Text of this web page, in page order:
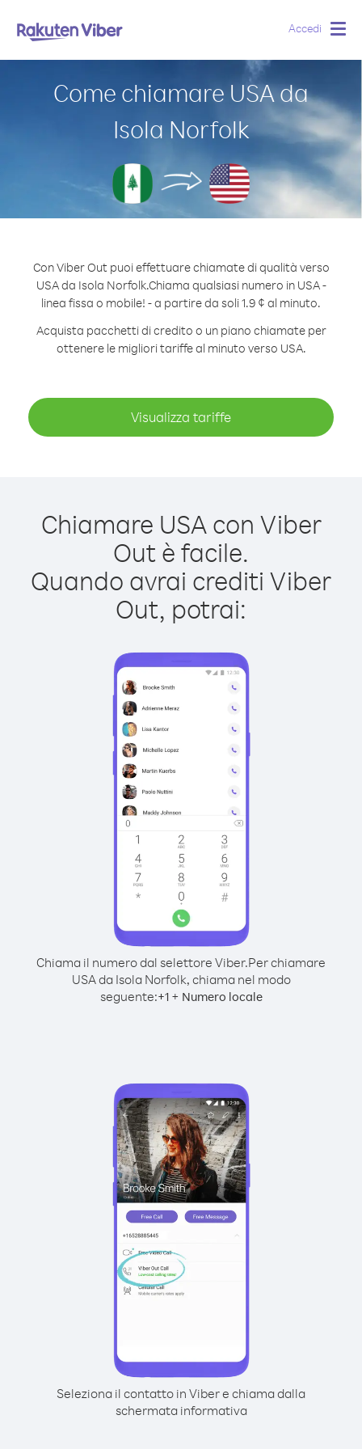
Accedi
Come chiamare USA da
Isola Norfolk
Con Viber Out puoi effettuare chiamate di qualità verso
USA da Isola Norfolk.Chiama qualsiasi numero in USA -
linea fissa o mobile! - a partire da soli 1.9 ¢ al minuto.
Acquista pacchetti di credito o un piano chiamate per
ottenere le migliori tariffe al minuto verso USA.
Visualizza tariffe
Chiamare USA con Viber
Out è facile.
Quando avrai crediti Viber
Out, potrai:
Chiama il numero dal selettore Viber.Per chiamare
USA da Isola Norfolk, chiama nel modo
seguente:+1+ Numero locale
Seleziona il contatto in Viber e chiama dalla
schermata informativa